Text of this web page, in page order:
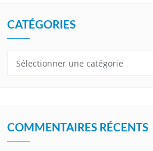
CATÉGORIES
Catégories
COMMENTAIRES RÉCENTS